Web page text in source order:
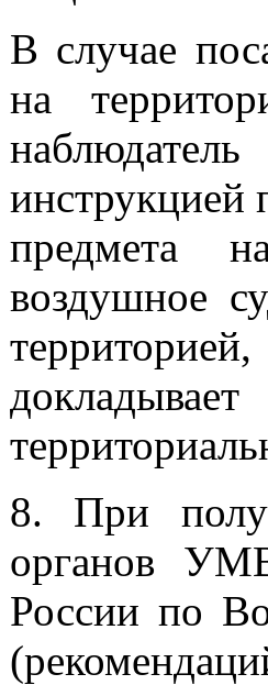
В случае
на
инструкцией
предмета
воздушное
8. При
органов
России по